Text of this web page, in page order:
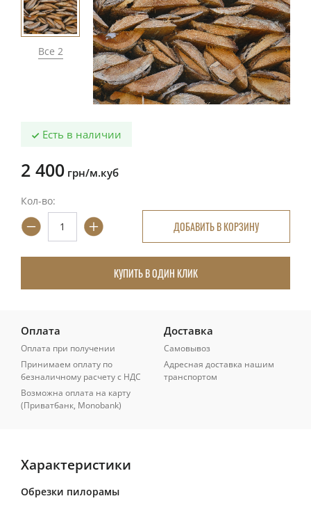
Все 2
Есть в наличии
2 400 грн/м.куб
Кол-во:
ДОБАВИТЬ В КОРЗИНУ
КУПИТЬ В ОДИН КЛИК
Оплата
Оплата при получении
Принимаем оплату по
безналичному расчету с НДС
Возможна оплата на карту
(Приватбанк, Monobank)
Доставка
Самовывоз
Адресная доставка нашим
транспортом
Характеристики
Обрезки пилорамы